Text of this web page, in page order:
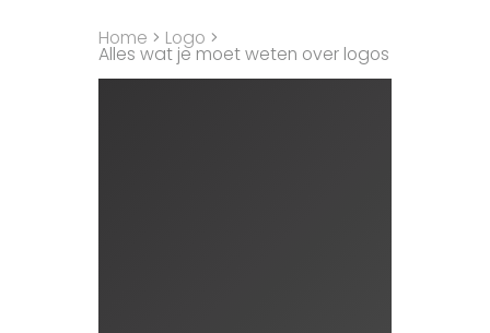
Home Logo
Alles wat je moet weten over logos